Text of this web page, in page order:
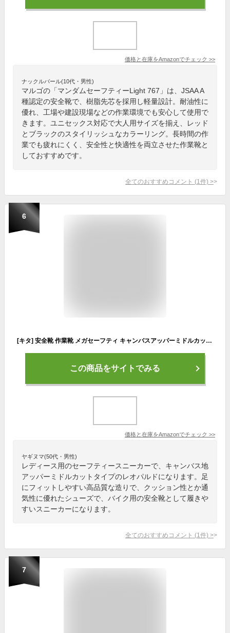
価格と在庫をAmazonでチェック >>
ナックルバール(10代・男性)
マルゴの「マンダムセーフティーLight 767」は、JSAA A
種認定の安全靴で、樹脂先芯を採用し軽量設計。耐油性に
優れ、工場や建設現場などの作業環境でも安心して使用で
きます。ユニセックス対応で大人用サイズを揃え、レッド
とブラックのスタイリッシュなカラーリング。長時間の作
業でも疲れにくく、安全性と快適性を両立させた作業靴と
しておすすめです。
全てのおすすめコメント (1 件) >
6
[キタ] 安全靴 作業靴 メガセーフティ キャンバスアッパーミドルカットタイプ MG-5590 レオパルド 23.5 cm 3E
この商品をサイトでみる
価格と在庫をAmazonでチェック >>
ヤギヌマ(50代・男性)
レディース用のセーフティースニーカーで、キャンバス地
アッパーミドルカットタイプのレオパルドになります。足
にフィットしやすい高品質な造りで、クッション性とか通
気性に優れたシューズで、バイク用の安全靴として履きや
すいスニーカーになります。
全てのおすすめコメント (1 件) >
7